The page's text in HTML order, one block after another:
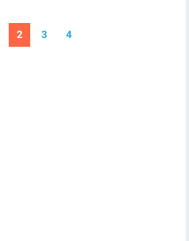
2 3 4